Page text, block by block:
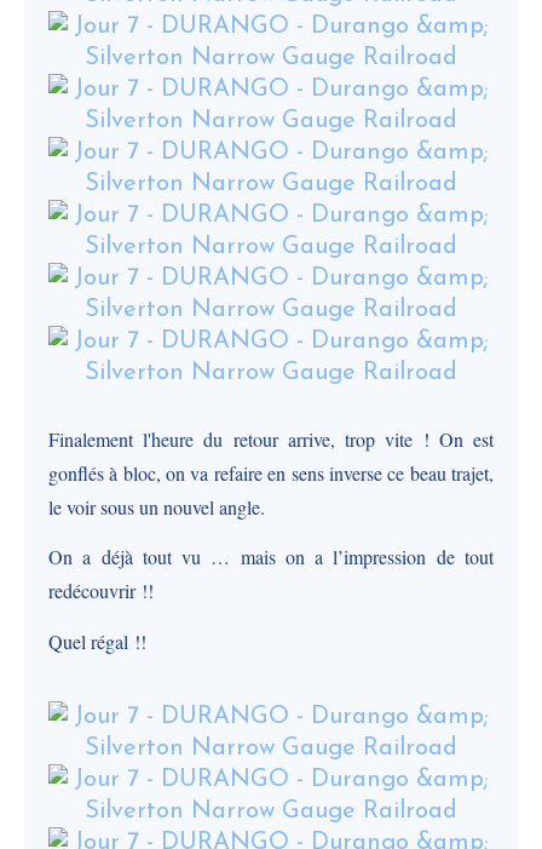
Finalement l'heure du retour arrive, trop vite ! On est
gonflés à bloc, on va refaire en sens inverse ce beau trajet,
le voir sous un nouvel angle.
On a déjà tout vu … mais on a l’impression de tout
redécouvrir !!
Quel régal !!